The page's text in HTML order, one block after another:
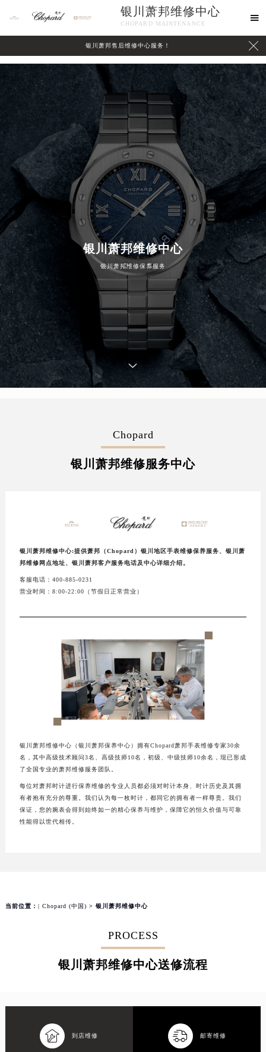
银川萧邦维修中心
CHOPARD MAINTENANCE

银川萧邦售后维修中心服务！ 
银川萧邦维修中心
银川萧邦维修保养服务
心介绍 联系我们
Chopard
银川萧邦维修服务中心
银川萧邦维修中心:提供萧邦（Chopard）银川地区手表维修保养服务、银川萧
邦维修网点地址、银川萧邦客户服务电话及中心详细介绍。
客服电话：400-885-0231
营业时间：8:00-22:00（节假日正常营业）
银川萧邦维修中心（银川萧邦保养中心）拥有Chopard萧邦手表维修专家30余
名，其中高级技术顾问3名、高级技师10名，初级、中级技师10余名，现已形成
了全国专业的萧邦维修服务团队。
每位对萧邦时计进行保养维修的专业人员都必须对时计本身、时计历史及其拥
有者抱有充分的尊重。我们认为每一枚时计，都同它的拥有者一样尊贵。我们
保证，您的腕表会得到始终如一的精心保养与维护，保障它的恒久价值与可靠
性能得以世代相传。
当前位置： | Chopard (中国) > 银川萧邦维修中心
PROCESS
银川萧邦维修中心送修流程
 到店维修  邮寄维修